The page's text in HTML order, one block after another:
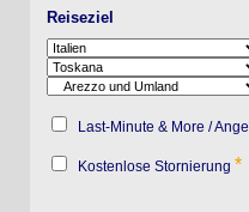
Reiseziel
Last-Minute & More / Angebote
Kostenlose Stornierung*